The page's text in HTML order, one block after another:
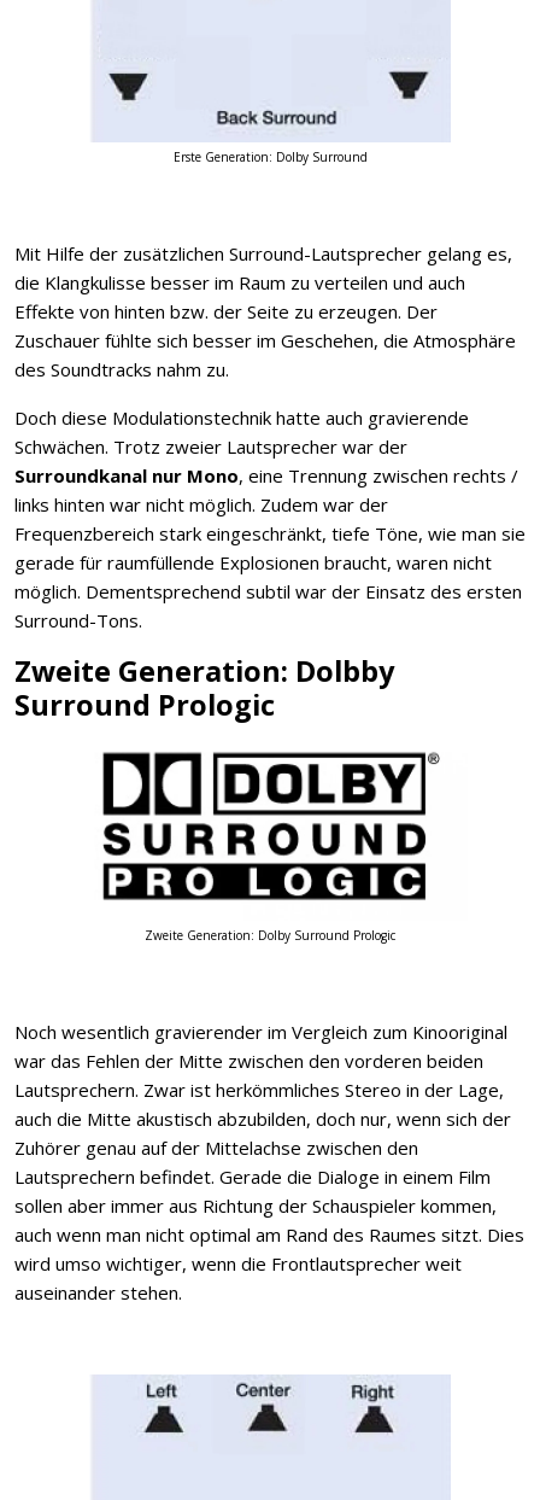
Erste Generation: Dolby Surround
Mit Hilfe der zusätzlichen Surround-Lautsprecher gelang es,
die Klangkulisse besser im Raum zu verteilen und auch
Effekte von hinten bzw. der Seite zu erzeugen. Der
Zuschauer fühlte sich besser im Geschehen, die Atmosphäre
des Soundtracks nahm zu.
Doch diese Modulationstechnik hatte auch gravierende
Schwächen. Trotz zweier Lautsprecher war der
Surroundkanal nur Mono, eine Trennung zwischen rechts /
links hinten war nicht möglich. Zudem war der
Frequenzbereich stark eingeschränkt, tiefe Töne, wie man sie
gerade für raumfüllende Explosionen braucht, waren nicht
möglich. Dementsprechend subtil war der Einsatz des ersten
Surround-Tons.
Zweite Generation: Dolbby
Surround Prologic
Zweite Generation: Dolby Surround Prologic
Noch wesentlich gravierender im Vergleich zum Kinooriginal
war das Fehlen der Mitte zwischen den vorderen beiden
Lautsprechern. Zwar ist herkömmliches Stereo in der Lage,
auch die Mitte akustisch abzubilden, doch nur, wenn sich der
Zuhörer genau auf der Mittelachse zwischen den
Lautsprechern befindet. Gerade die Dialoge in einem Film
sollen aber immer aus Richtung der Schauspieler kommen,
auch wenn man nicht optimal am Rand des Raumes sitzt. Dies
wird umso wichtiger, wenn die Frontlautsprecher weit
auseinander stehen.